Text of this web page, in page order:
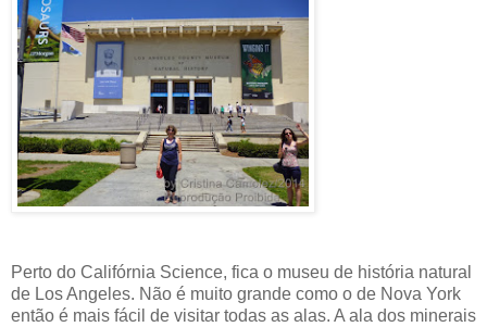
Perto do Califórnia Science, fica o museu de história natural
de Los Angeles. Não é muito grande como o de Nova York
então é mais fácil de visitar todas as alas. A ala dos minerais